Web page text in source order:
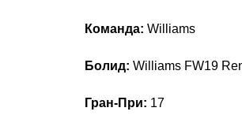
Команда: Williams
Болид: Williams FW19
Гран-При: 17